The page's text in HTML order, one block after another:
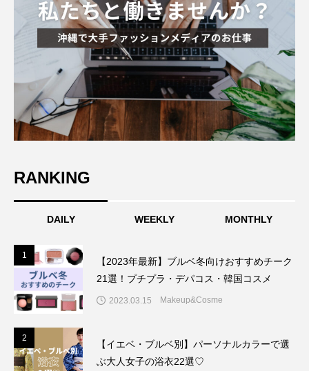
RANKING
DAILY WEEKLY MONTHLY
1
【2023年最新】ブルベ冬向けおすすめチーク
21選！プチプラ・デパコス・韓国コスメ
2023.03.15 Makeup&Cosme
2
【イエベ・ブルベ別】パーソナルカラーで選
ぶ大人女子の浴衣22選♡